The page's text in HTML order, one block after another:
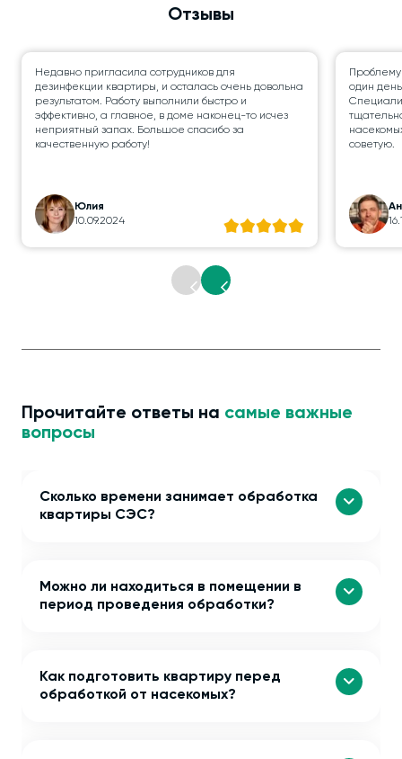
Отзывы
Недавно пригласила сотрудников для
дезинфекции квартиры, и осталась очень довольна
результатом. Работу выполнили быстро и
эффективно, а главное, в доме наконец-то исчез
неприятный запах. Большое спасибо за
качественную работу!
Юлия
10.09.2024
один
советую.
Прочитайте ответы на самые важные
вопросы
Сколько времени занимает обработка
квартиры СЭС?
Можно ли находиться в помещении в
период проведения обработки?
Как подготовить квартиру перед
обработкой от насекомых?